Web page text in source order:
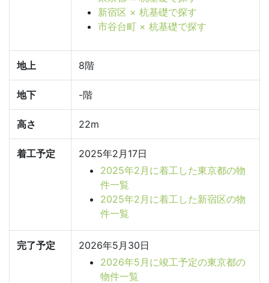
新宿区 × 杭基礎で探す
市谷台町 × 杭基礎で探す
地上 8階
地下 -階
高さ 22m
着工予定
2025年2月17日
2025年2月に着工した東京都の物
件一覧
2025年2月に着工した新宿区の物
件一覧
完了予定
2026年5月30日
2026年5月に竣工予定の東京都の
物件一覧